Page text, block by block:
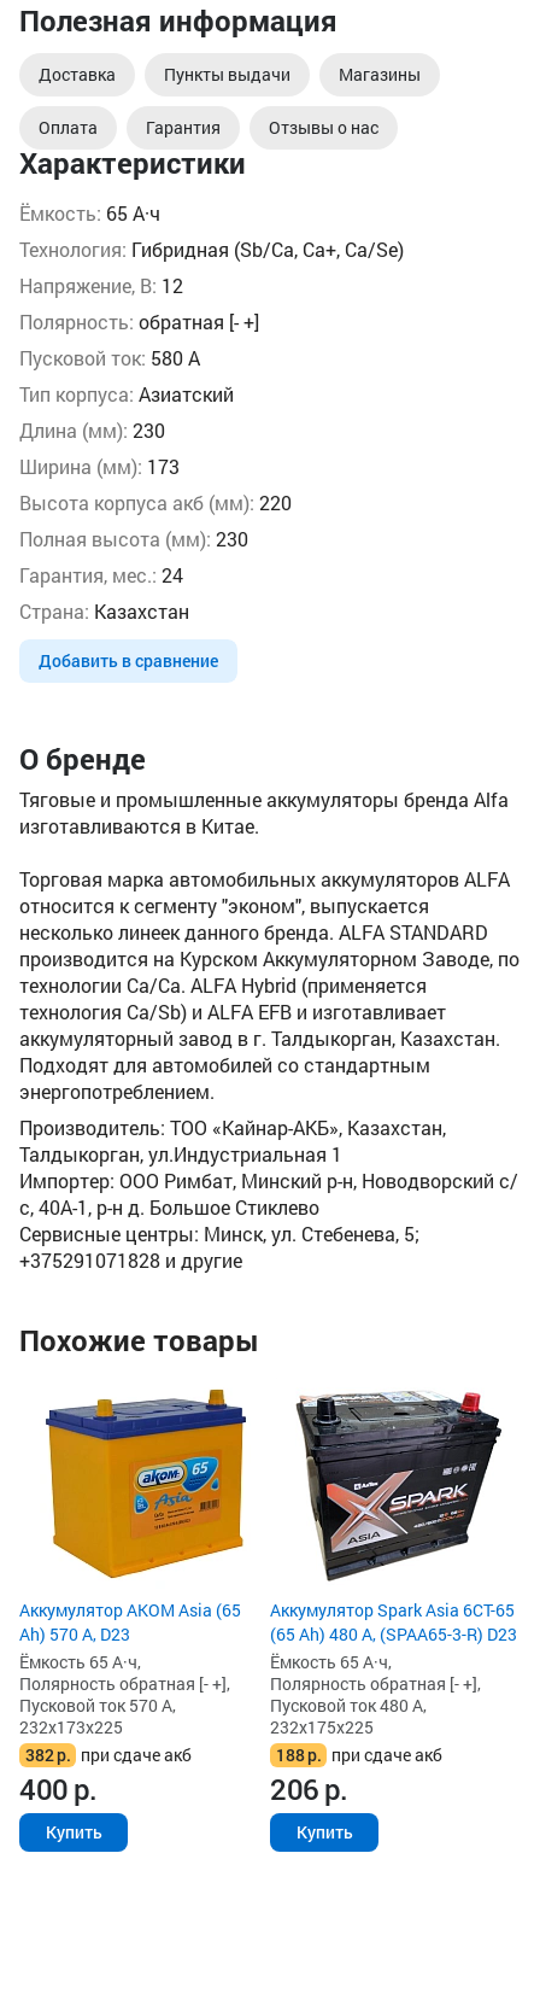
Характеристики
Ёмкость: 65 А·ч
Технология: Гибридная (Sb/Ca, Ca+, Ca/Se)
Напряжение, В: 12
Полярность: обратная [- +]
Пусковой ток: 580 А
Тип корпуса: Азиатский
Длина (мм): 230
Ширина (мм): 173
Высота корпуса акб (мм): 220
Полная высота (мм): 230
Гарантия, мес.: 24
Страна: Казахстан
Добавить в сравнение
Полезная информация
Доставка Пункты выдачи Магазины
Оплата Гарантия Отзывы о нас
О бренде
Тяговые и промышленные аккумуляторы бренда Alfa
изготавливаются в Китае.
Торговая марка автомобильных аккумуляторов ALFA
относится к сегменту "эконом", выпускается
несколько линеек данного бренда. ALFA STANDARD
производится на Курском Аккумуляторном Заводе, по
технологии Ca/Ca. ALFA Hybrid (применяется
технология Ca/Sb) и ALFA EFB и изготавливает
аккумуляторный завод в г. Талдыкорган, Казахстан.
Подходят для автомобилей со стандартным
энергопотреблением.
Производитель: ТОО «Кайнар-АКБ», Казахстан,
Талдыкорган, ул.Индустриальная 1
Импортер: ООО Римбат, Минский р-н, Новодворский с/
с, 40А-1, р-н д. Большое Стиклево
Сервисные центры: Минск, ул. Стебенева, 5;
+375291071828 и другие
Похожие товары
Аккумулятор AKOM Asia (65
Ah) 570 А, D23
Ёмкость 65 А·ч,
Полярность обратная [- +],
Пусковой ток 570 А,
232x173x225
382р. при сдаче акб
400р.
Купить
Аккумулятор Spark Asia 6СТ-65
(65 Ah) 480 А, (SPAA65-3-R) D23
Ёмкость 65 А·ч,
Полярность обратная [- +],
Пусковой ток 480 А,
232x175x225
188р. при сдаче акб
206р.
Купить